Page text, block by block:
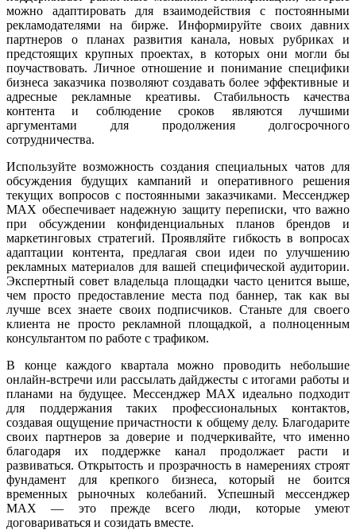
можно адаптировать для взаимодействия с постоянными
рекламодателями на бирже. Информируйте своих давних
партнеров о планах развития канала, новых рубриках и
предстоящих крупных проектах, в которых они могли бы
поучаствовать. Личное отношение и понимание специфики
бизнеса заказчика позволяют создавать более эффективные и
адресные рекламные креативы. Стабильность качества
контента и соблюдение сроков являются лучшими
аргументами для продолжения долгосрочного
сотрудничества.
Используйте возможность создания специальных чатов для
обсуждения будущих кампаний и оперативного решения
текущих вопросов с постоянными заказчиками. Мессенджер
MAX обеспечивает надежную защиту переписки, что важно
при обсуждении конфиденциальных планов брендов и
маркетинговых стратегий. Проявляйте гибкость в вопросах
адаптации контента, предлагая свои идеи по улучшению
рекламных материалов для вашей специфической аудитории.
Экспертный совет владельца площадки часто ценится выше,
чем просто предоставление места под баннер, так как вы
лучше всех знаете своих подписчиков. Станьте для своего
клиента не просто рекламной площадкой, а полноценным
консультантом по работе с трафиком.
В конце каждого квартала можно проводить небольшие
онлайн-встречи или рассылать дайджесты с итогами работы и
планами на будущее. Мессенджер MAX идеально подходит
для поддержания таких профессиональных контактов,
создавая ощущение причастности к общему делу. Благодарите
своих партнеров за доверие и подчеркивайте, что именно
благодаря их поддержке канал продолжает расти и
развиваться. Открытость и прозрачность в намерениях строят
фундамент для крепкого бизнеса, который не боится
временных рыночных колебаний. Успешный мессенджер
MAX — это прежде всего люди, которые умеют
договариваться и созидать вместе.